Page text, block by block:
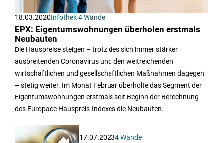
18.03.2020Infothek 4 Wände
EPX: Eigentumswohnungen überholen erstmals
Neubauten
Die Hauspreise steigen – trotz des sich immer stärker
ausbreitenden Coronavirus und den weitreichenden
wirtschaftlichen und gesellschaftlichen Maßnahmen dagegen
– stetig weiter. Im Monat Februar überholte das Segment der
Eigentumswohnungen erstmals seit Beginn der Berechnung
des Europace Hauspreis-Indexes die Neubauten.
17.07.20234 Wände